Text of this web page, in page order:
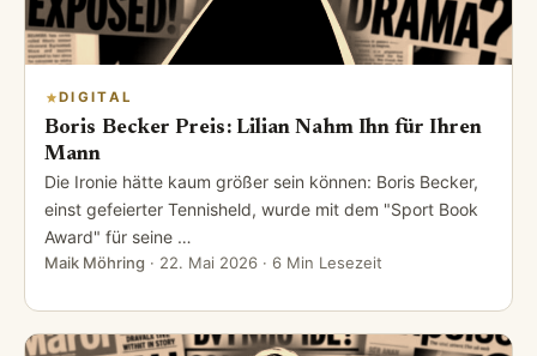
DIGITAL
Boris Becker Preis: Lilian Nahm Ihn für Ihren
Mann
Die Ironie hätte kaum größer sein können: Boris Becker,
einst gefeierter Tennisheld, wurde mit dem "Sport Book
Award" für seine …
Maik Möhring · 22. Mai 2026 · 6 Min Lesezeit